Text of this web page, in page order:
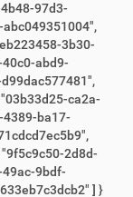
c943fc404164", "17248884-7cb9-4317-b2e1-633eb7c3dcb2" ] }